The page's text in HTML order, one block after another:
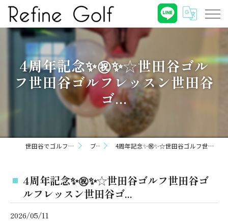
4周年記念✨㊗️✨☆世田谷ゴル
フ世田谷ゴルフレッスン世田谷
ゴ...
世田谷でゴルフならRefine Golf ブログ 4周年記念✨㊗️✨☆世田谷ゴルフ世田谷ゴルフレッスン世田谷ゴ...
4周年記念✨㊗️✨☆世田谷ゴルフ世田谷ゴ
ルフレッスン世田谷ゴ...
2026/05/11